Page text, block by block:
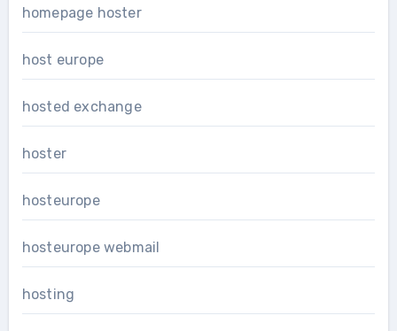
homepage hoster
host europe
hosted exchange
hoster
hosteurope
hosteurope webmail
hosting